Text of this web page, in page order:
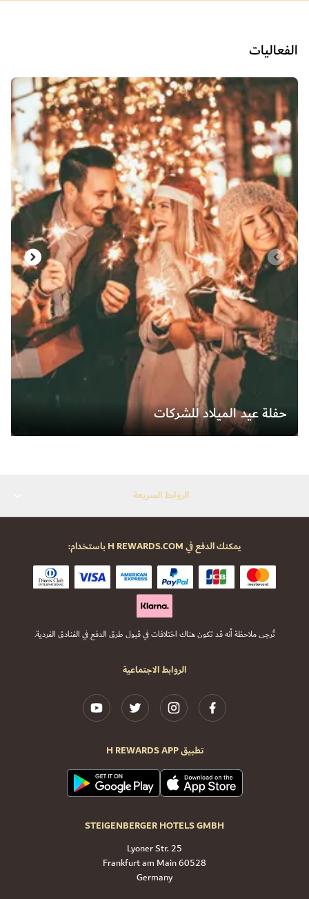
الفعاليات
الشريحة 1 من 2
حفلة عيد الميلاد للشركات
الروابط السريعة
الروابط الاجتماعية
تطبيق H REWARDS APP
STEIGENBERGER HOTELS GMBH
Lyoner Str. 25
60528 Frankfurt am Main
Germany
يمكنك الدفع في H REWARDS.COM باستخدام:
تُرجى ملاحظة أنه قد تكون هناك اختلافات في قبول طرق الدفع في الفنادق الفردية.